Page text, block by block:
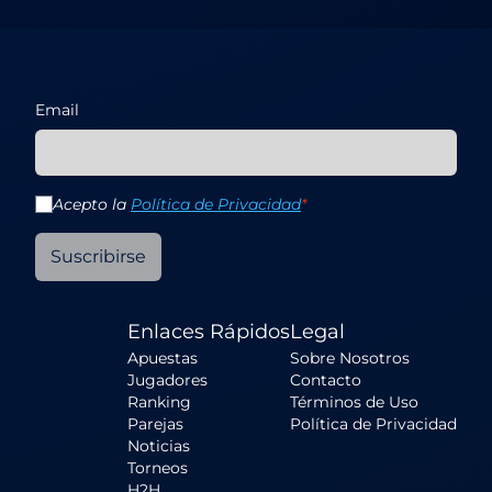
Email
Acepto la Política de Privacidad*
Suscribirse
Enlaces Rápidos
Apuestas
Jugadores
Ranking
Parejas
Noticias
Torneos
Legal
Sobre Nosotros
Contacto
Términos de Uso
Política de Privacidad